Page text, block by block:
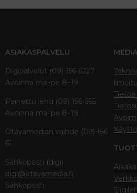
ASIAKASPALVELU
Digipalvelut (09) 156 6227
Avoinna ma–pe 8–19
Painettu lehti (09) 156 665
Avoinna ma–pe 8–19
Otavamedian vaihde (09) 156
61
Sähköposti (digi)
digi@otavamedia.fi
Sähköposti